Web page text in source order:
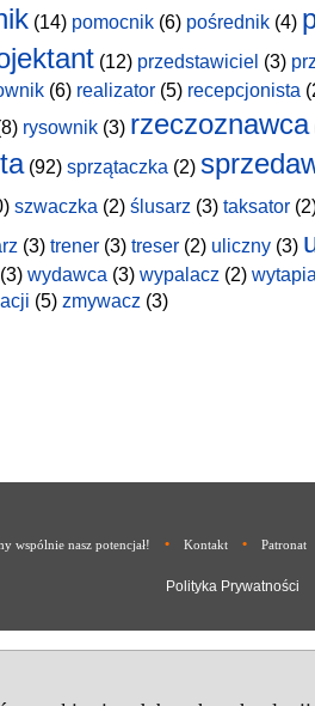
(14) pomocnik (6) pośrednik (4)
(12) przedstawiciel (3)
(6) realizator (5) recepcjonista
rysownik (3) rzeczoznawca
(92) sprzątaczka (2)
szwaczka (2) ślusarz (3) taksator
(3) trener (3) treser (2) uliczny (3)
(3) wydawca (3) wypalacz (2)
(5) zmywacz (3)
wspólnie nasz potencjał! • Kontakt • Patronat
Polityka Prywatności